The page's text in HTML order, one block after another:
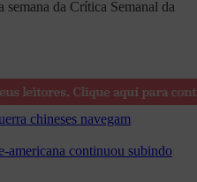
semana da Crítica Semanal da
chineses navegam
americana continuou subindo